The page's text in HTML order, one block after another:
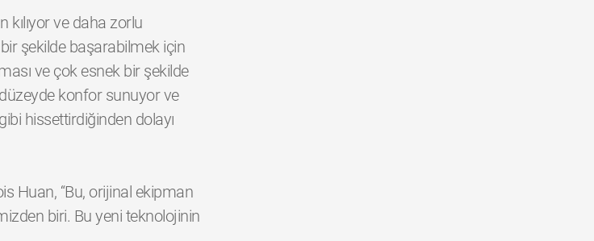
ve daha zorlu
şekilde başarabilmek için
ve çok esnek bir şekilde
konfor sunuyor ve
hissettirdiğinden dolayı
Huan, “Bu, orijinal ekipman
biri. Bu yeni teknolojinin